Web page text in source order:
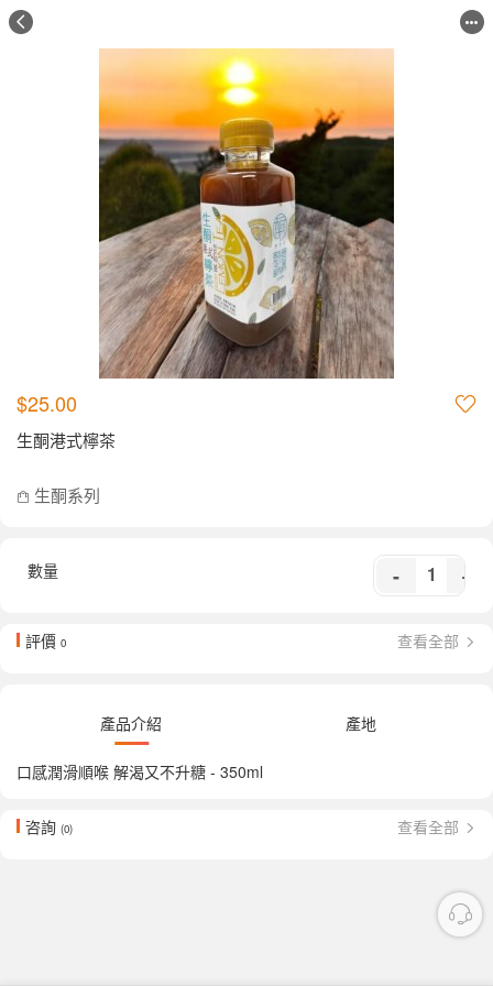
$25.00
生酮港式檸茶
生酮系列
數量 - +
評價 0 查看全部
產品介紹 產地
口感潤滑順喉 解渴又不升糖 - 350ml
咨詢 (0) 查看全部